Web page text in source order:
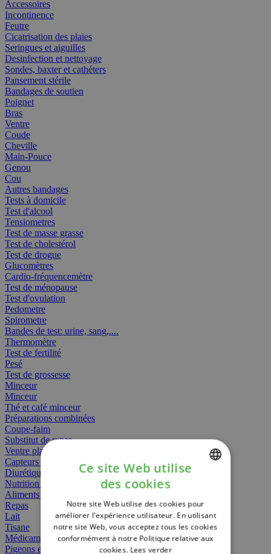
Accessoires
Incontinence
Feutre
Cicatrisation des plaies
Seringues et aiguilles
Desinfection et nettoyage
Sondes, baxter et cathéters
Pansement stérile
Bandages de soutien
Poignet
Bras
Ventre
Coude
Cheville
Main-Pouce
Genou
Cou
Autres bandages
Tests à domicile
Test d'alcool
Tensiometres
Test de masse grasse
Test de cholestérol
Test de drogue
Glucomètres
Cardio-fréquencemètre
Test de ménopause
Test d'ovulation
Pedometre
Spirometre
Bandes de test: urine, sang,....
Thermomètre
Test de fertilité
Pesé
Test de grossesse
Minceur
Minceur
Thé et café minceur
Préparations combinées
Coupe-faim
Substitut de repas
Ventre plat
Capteurs gras
Diurétiques
Nutrition spécifique
Aliments Bébé
Repas
Lait
Tisane
Médicament
Pigeons et oiseaux
FRENCH
ENGLISH
Ce site Web utilise
des cookies
Notre site Web utilise des cookies pour
améliorer l'expérience utilisateur. En utilisant
notre site Web, vous acceptez tous les cookies
conformément à notre Politique relative aux
cookies. Lees verder